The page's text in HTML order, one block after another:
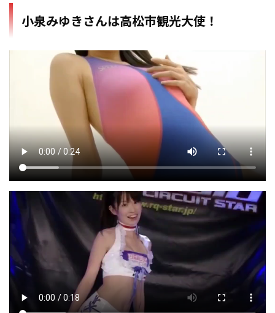
小泉みゆきさんは高松市観光大使！